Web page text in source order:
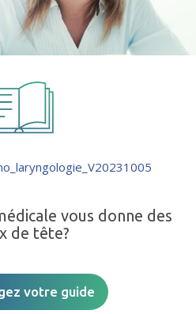
vous donne des
de tête?
votre guide